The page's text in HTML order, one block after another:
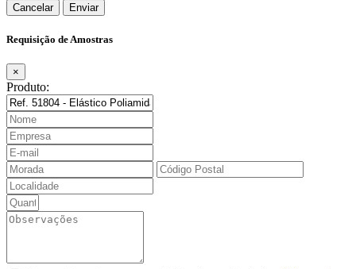
Cancelar
Requisição de Amostras
×
Produto: